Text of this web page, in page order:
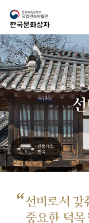
“선비로서 갖
중요한 덕목